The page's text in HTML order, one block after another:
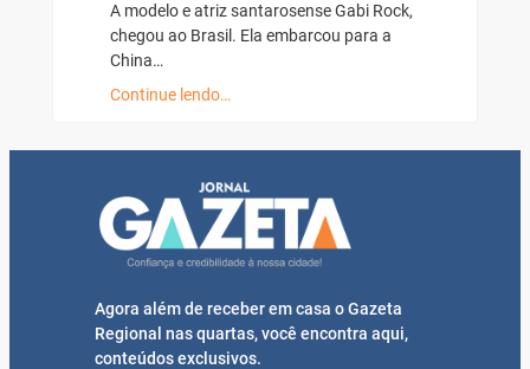
A modelo e atriz santarosense Gabi Rock,
chegou ao Brasil. Ela embarcou para a
China…
Continue lendo…
Agora além de receber em casa o Gazeta
Regional nas quartas, você encontra aqui,
conteúdos exclusivos.